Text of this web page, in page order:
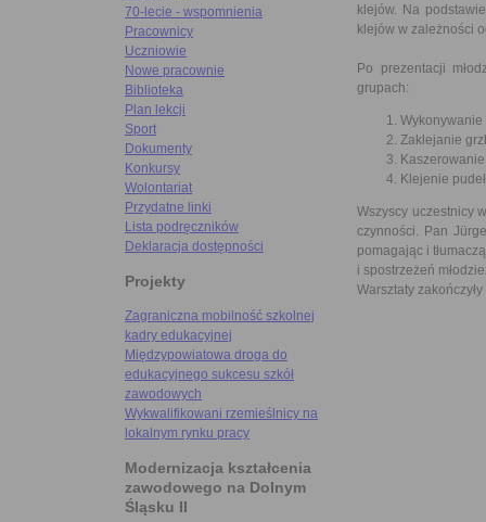
70-lecie - wspomnienia
Pracownicy
Uczniowie
Nowe pracownie
Biblioteka
Plan lekcji
Sport
Dokumenty
Konkursy
Wolontariat
Przydatne linki
Lista podręczników
Deklaracja dostępności
Projekty
Zagraniczna mobilność szkolnej
kadry edukacyjnej
Międzypowiatowa droga do
edukacyjnego sukcesu szkół
zawodowych
Wykwalifikowani rzemieślnicy na
lokalnym rynku pracy
Modernizacja kształcenia
zawodowego na Dolnym
Śląsku II
klejów. Na
klejów w zależności
Po prezentacji
grupach:
Wykonywanie
Zaklejanie
Klejenie
Wszyscy uczestnicy
czynności. Pan
pomagając i
i spostrzeżeń
Warsztaty